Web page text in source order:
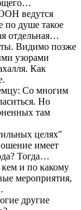
ведутся
по душе такое
отдельная…
Видимо позже
узорами
Как
Со многим
Но
там
целях"
имеет
Тогда…
и по какому
мероприятия,
другие